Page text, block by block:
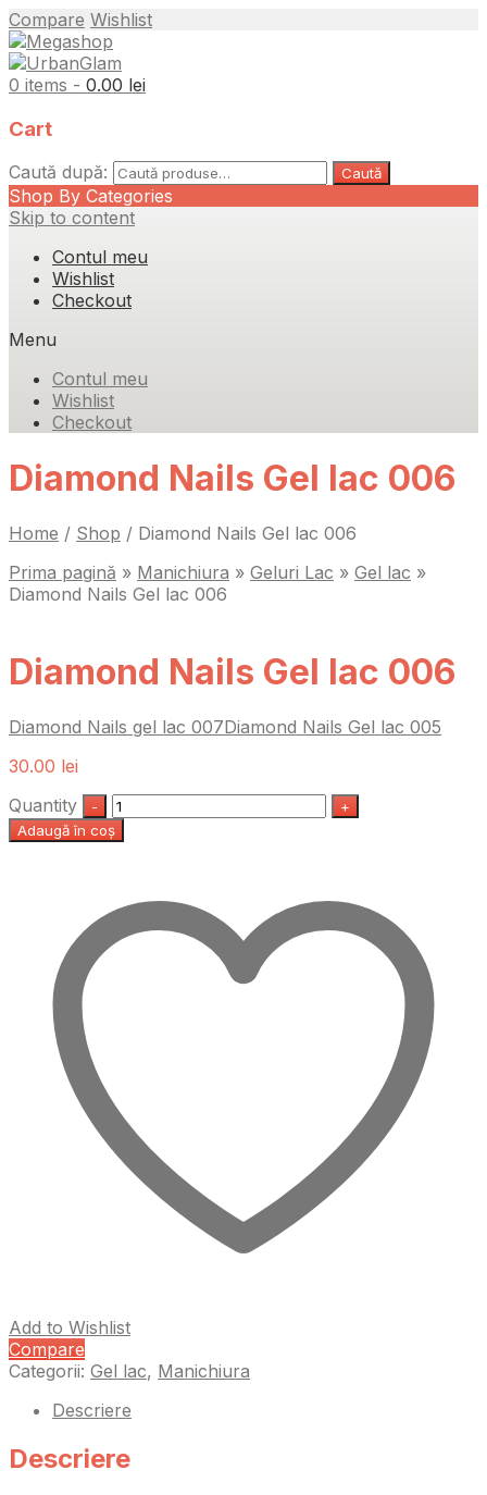
Compare Wishlist
0 items - 0.00 lei
Cart
Caută după: Caută
Shop By Categories
Skip to content
Contul meu
Wishlist
Checkout
Menu
Contul meu
Wishlist
Checkout
Diamond Nails Gel lac 006
Home / Shop / Diamond Nails Gel lac 006
Prima pagină » Manichiura » Geluri Lac » Gel lac »
Diamond Nails Gel lac 006
Diamond Nails Gel lac 006
Diamond Nails gel lac 007Diamond Nails Gel lac 005
30.00 lei
Quantity
Adaugă în coș
Add to Wishlist
Compare
Categorii: Gel lac, Manichiura
Descriere
Descriere